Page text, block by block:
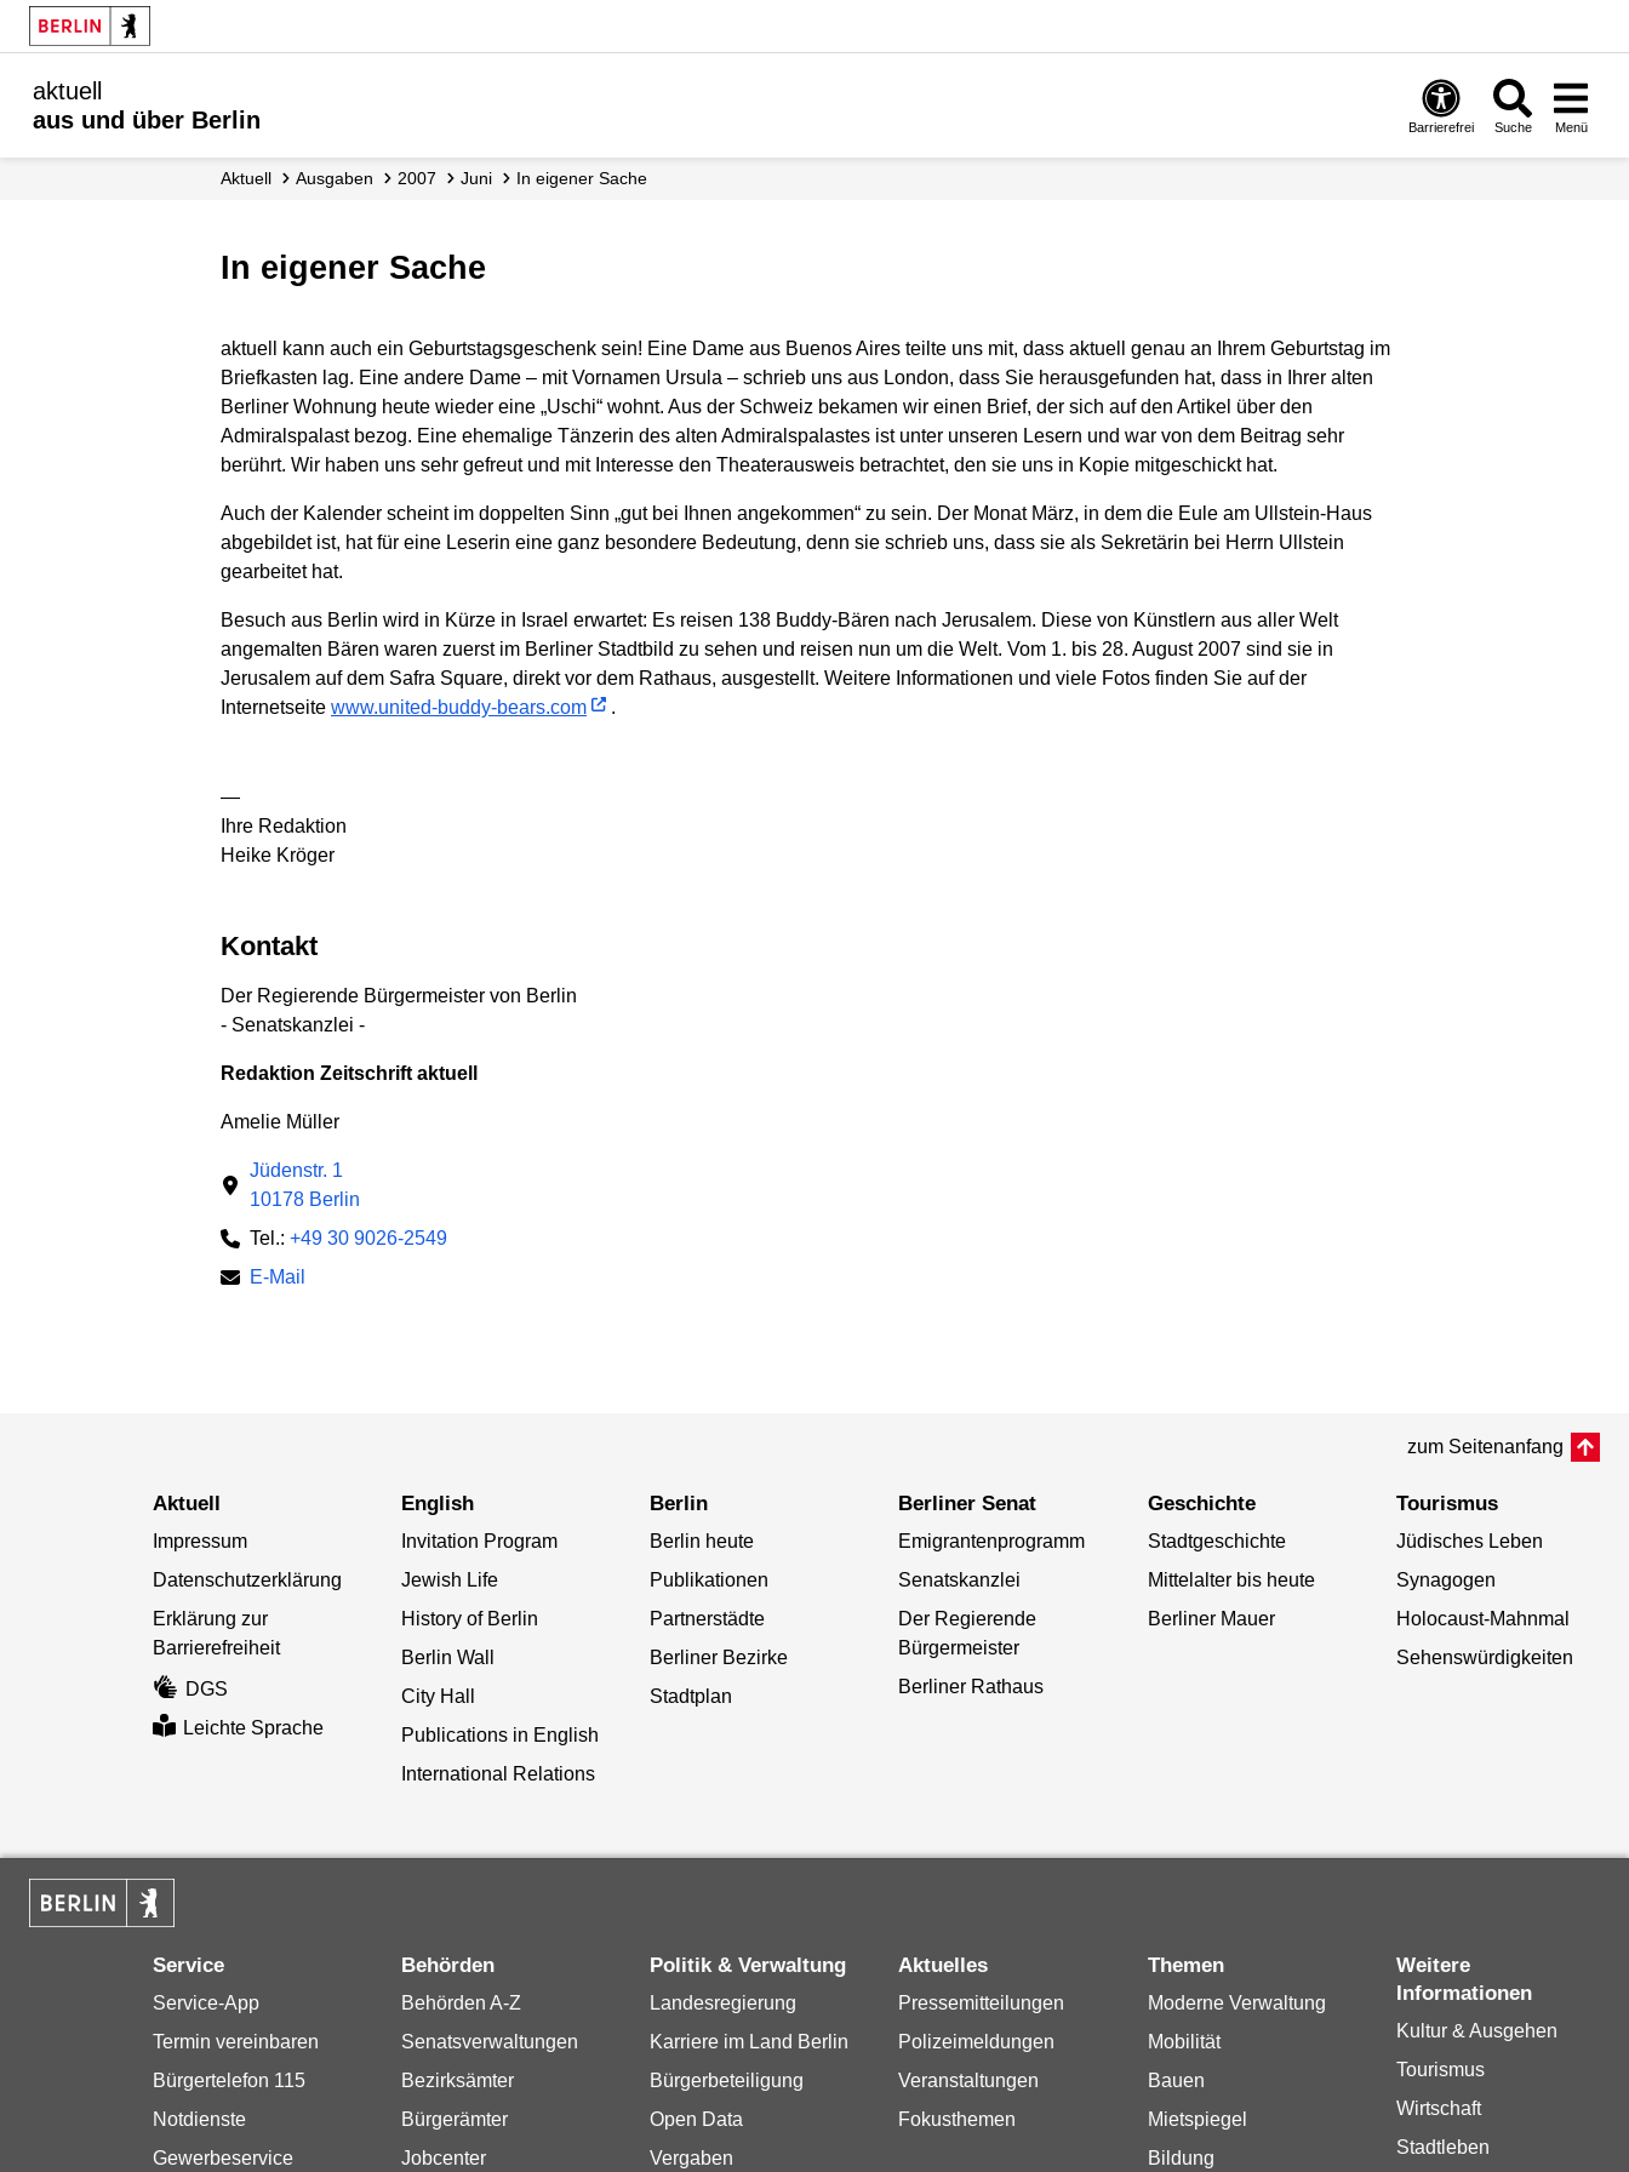
aktuell
aus und über Berlin
Barrierefrei Suche Menü
aktuell Ausgaben 2007 Juni In eigener Sache
In eigener Sache
aktuell kann auch ein Geburtstagsgeschenk sein! Eine Dame aus Buenos Aires teilte uns mit, dass aktuell
genau an Ihrem Geburtstag im
Briefkasten lag. Eine andere Dame – mit Vornamen Ursula – schrieb uns aus London, dass Sie herausgefunden hat, dass in Ihrer alten
Berliner Wohnung heute wieder eine „Uschi“ wohnt. Aus der Schweiz bekamen wir einen Brief, der sich auf den Artikel über den
Admiralspalast bezog. Eine ehemalige Tänzerin des alten Admiralspalastes ist unter unseren Lesern und war von dem Beitrag sehr
berührt. Wir haben uns sehr gefreut und mit Interesse den Theaterausweis betrachtet, den sie uns in Kopie mitgeschickt hat.
Auch der Kalender scheint im doppelten Sinn „gut bei Ihnen angekommen“ zu sein. Der Monat März, in dem die Eule am Ullstein-Haus
abgebildet ist, hat für eine Leserin eine ganz besondere Bedeutung, denn sie schrieb uns, dass sie als Sekretärin bei Herrn Ullstein
gearbeitet hat.
Besuch aus Berlin wird in Kürze in Israel erwartet: Es reisen 138 Buddy-Bären nach Jerusalem. Diese von Künstlern aus aller Welt
angemalten Bären waren zuerst im Berliner Stadtbild zu sehen und reisen nun um die Welt. Vom 1. bis 28. August 2007 sind sie in
Jerusalem auf dem Safra Square, direkt vor dem Rathaus, ausgestellt. Weitere Informationen und viele Fotos finden Sie auf der
Internetseite www.united-buddy-bears.com .
—
Ihre Redaktion
Heike Kröger
Kontakt
Der Regierende Bürgermeister von Berlin
- Senatskanzlei -
Redaktion Zeitschrift aktuell
Amelie Müller
Jüdenstr. 1
10178 Berlin
Tel.: +49 30 9026-2549
E-Mail
zum Seitenanfang
aktuell
Impressum
Datenschutzerklärung
Erklärung zur
Barrierefreiheit
DGS
Leichte Sprache
English
Invitation Program
Jewish Life
History of Berlin
Berlin Wall
City Hall
Publications in English
International Relations
Berlin
Berlin heute
Publikationen
Partnerstädte
Berliner Bezirke
Stadtplan
Berliner Senat
Emigrantenprogramm
Senatskanzlei
Der Regierende
Bürgermeister
Berliner Rathaus
Geschichte
Stadtgeschichte
Mittelalter bis heute
Berliner Mauer
Tourismus
Jüdisches Leben
Synagogen
Holocaust-Mahnmal
Sehenswürdigkeiten
Service
Service-App
Termin vereinbaren
Bürgertelefon 115
Notdienste
Gewerbeservice
Behörden
Behörden A-Z
Senatsverwaltungen
Bezirksämter
Bürgerämter
Jobcenter
Politik & Verwaltung
Landesregierung
Karriere im Land Berlin
Bürgerbeteiligung
Open Data
Vergaben
Aktuelles
Pressemitteilungen
Polizeimeldungen
Veranstaltungen
Fokusthemen
Themen
Moderne Verwaltung
Mobilität
Bauen
Mietspiegel
Bildung
Weitere
Informationen
Kultur & Ausgehen
Tourismus
Wirtschaft
Stadtleben